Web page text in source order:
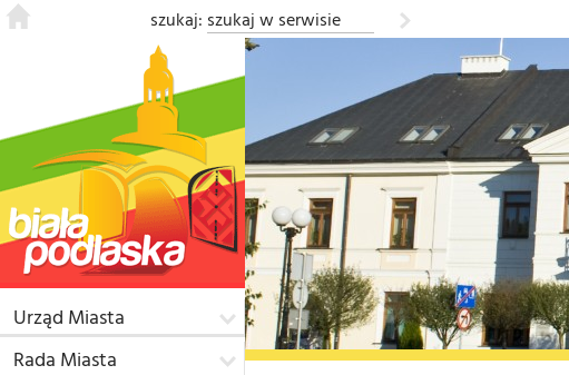
szukaj:
Urząd Miasta
Rada Miasta